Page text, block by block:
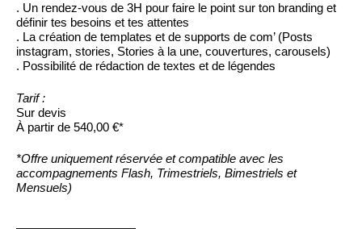
. Un rendez-vous de 3H pour faire le point sur ton branding et
définir tes besoins et tes attentes
. La création de templates et de supports de com’ (Posts
instagram, stories, Stories à la une, couvertures, carousels)
. Possibilité de rédaction de textes et de légendes
Tarif :
Sur devis
À partir de 540,00 €*
*Offre uniquement réservée et compatible avec les
accompagnements Flash, Trimestriels, Bimestriels et
Mensuels)